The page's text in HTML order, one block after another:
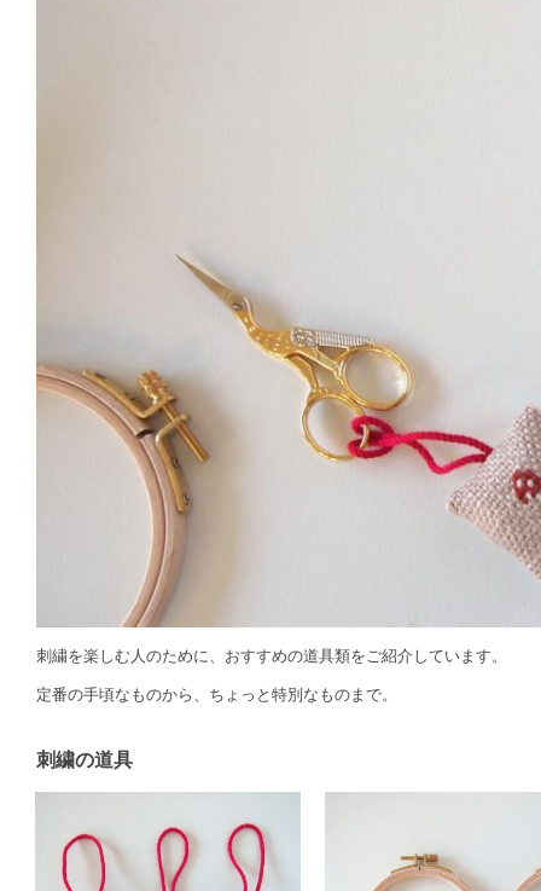
刺繍を楽しむ人のために、おすすめの道具類をご紹介しています。
定番の手頃なものから、ちょっと特別なものまで。
刺繍の道具